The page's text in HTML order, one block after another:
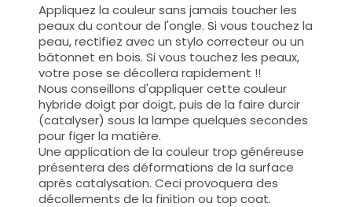
Appliquez la couleur sans jamais toucher les
peaux du contour de l'ongle. Si vous touchez la
peau, rectifiez avec un stylo correcteur ou un
bâtonnet en bois. Si vous touchez les peaux,
votre pose se décollera rapidement !!
Nous conseillons d'appliquer cette couleur
hybride doigt par doigt, puis de la faire durcir
(catalyser) sous la lampe quelques secondes
pour figer la matière.
Une application de la couleur trop généreuse
présentera des déformations de la surface
après catalysation. Ceci provoquera des
décollements de la finition ou top coat.